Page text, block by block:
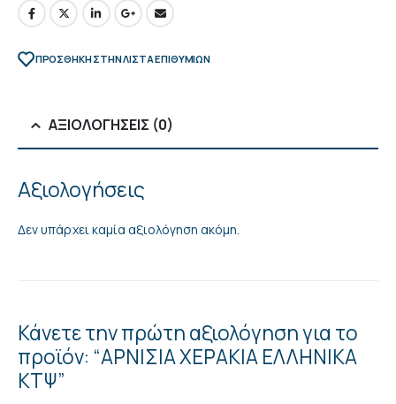
ΠΡΌΣΘΉΚΗ ΣΤΗΝ ΛΊΣΤΑ ΕΠΙΘΥΜΙΏΝ
ΑΞΙΟΛΟΓΉΣΕΙΣ (0)
Αξιολογήσεις
Δεν υπάρχει καμία αξιολόγηση ακόμη.
Κάνετε την πρώτη αξιολόγηση για το
προϊόν: “ΑΡΝΙΣΙΑ ΧΕΡΑΚΙΑ ΕΛΛΗΝΙΚΑ
ΚΤΨ”